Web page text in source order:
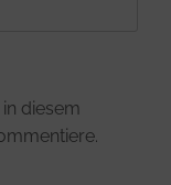
diesem